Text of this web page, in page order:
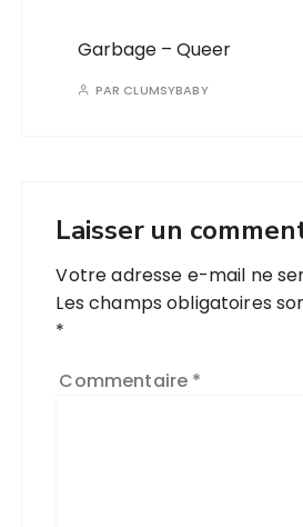
Garbage – Queer
PAR CLUMSYBABY
Laisser un
Votre adresse e-mail ne
Les champs obligatoires
*
Commentaire *